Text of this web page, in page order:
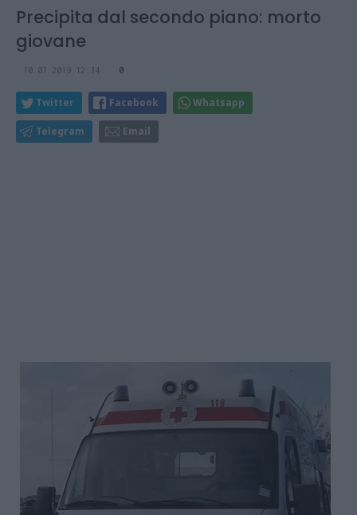
Precipita dal secondo piano: morto
giovane
10.07.2019 12:34 0
Twitter Facebook Whatsapp
Telegram Email